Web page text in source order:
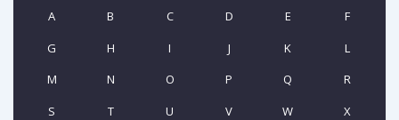
A B C D E
F
G
H I J K
L
M
N O P Q
R
S
T U V W
X